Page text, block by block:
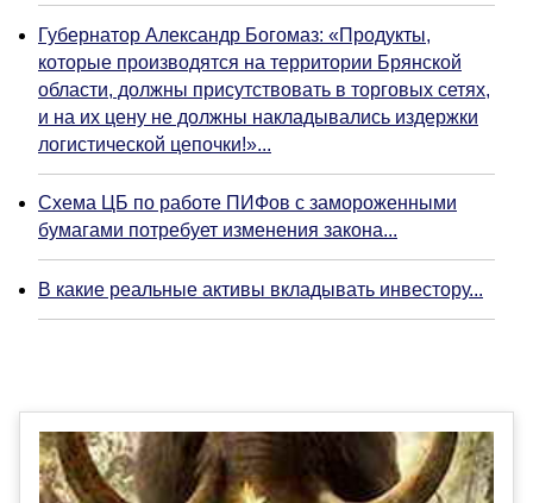
Губернатор Александр Богомаз: «Продукты,
которые производятся на территории Брянской
области, должны присутствовать в торговых сетях,
и на их цену не должны накладывались издержки
логистической цепочки!»...
Схема ЦБ по работе ПИФов с замороженными
бумагами потребует изменения закона...
В какие реальные активы вкладывать инвестору...